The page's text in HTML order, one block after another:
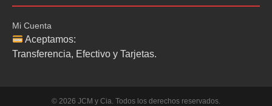
Mi Cuenta
Aceptamos:
Transferencia, Efectivo y Tarjetas.
© 2026 JCM y Cia. Todos los derechos reservados.